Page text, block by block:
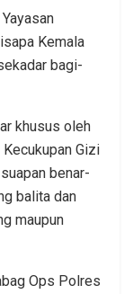
Kemala
bagi-
khusus oleh
Gizi
benar-
balita dan
maupun
Ops Polres